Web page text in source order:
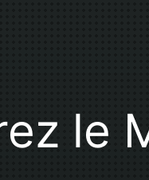
le